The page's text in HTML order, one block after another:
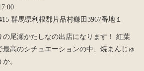
群馬県利根郡片品村鎌田3967番地１
の尾瀬かたしなの出店になります！ 紅葉
最高のシチュエーションの中、焼まんじゅ
。